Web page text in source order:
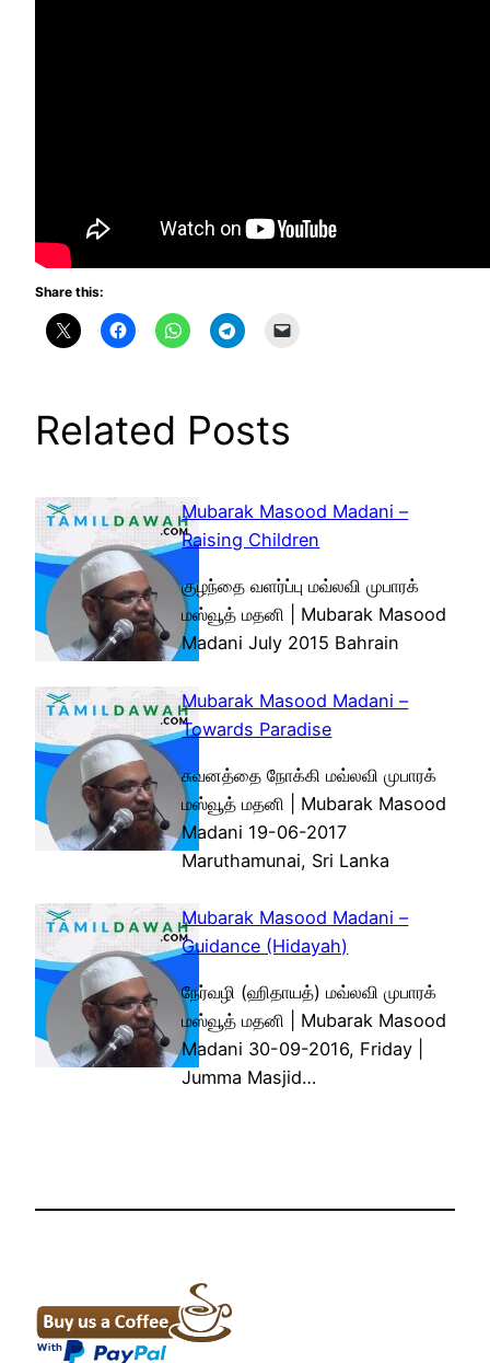
Share this:
Related Posts
Mubarak Masood Madani –
Raising Children
குழந்தை வளர்ப்பு மவ்லவி முபாரக்
மஸ்வூத் மதனி | Mubarak Masood
Madani July 2015 Bahrain
Mubarak Masood Madani –
Towards Paradise
சுவனத்தை நோக்கி மவ்லவி முபாரக்
மஸ்வூத் மதனி | Mubarak Masood
Madani 19-06-2017
Maruthamunai, Sri Lanka
Mubarak Masood Madani –
Guidance (Hidayah)
நேர்வழி (ஹிதாயத்) மவ்லவி முபாரக்
மஸ்வூத் மதனி | Mubarak Masood
Madani 30-09-2016, Friday |
Jumma Masjid…